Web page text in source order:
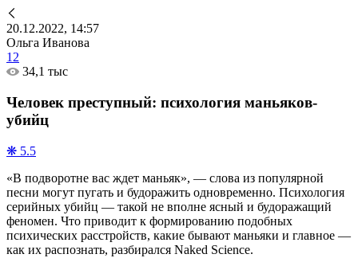
20.12.2022, 14:57
Ольга Иванова
12
34,1 тыс
Человек преступный: психология маньяков-
убийц
❋ 5.5
«В подворотне вас ждет маньяк», — слова из популярной
песни могут пугать и будоражить одновременно. Психология
серийных убийц — такой не вполне ясный и будоражащий
феномен. Что приводит к формированию подобных
психических расстройств, какие бывают маньяки и главное —
как их распознать, разбирался Naked Science.